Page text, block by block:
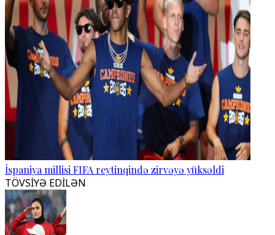
İspaniya millisi FIFA reytinqində zirvəyə yüksəldi
TÖVSİYƏ EDİLƏN